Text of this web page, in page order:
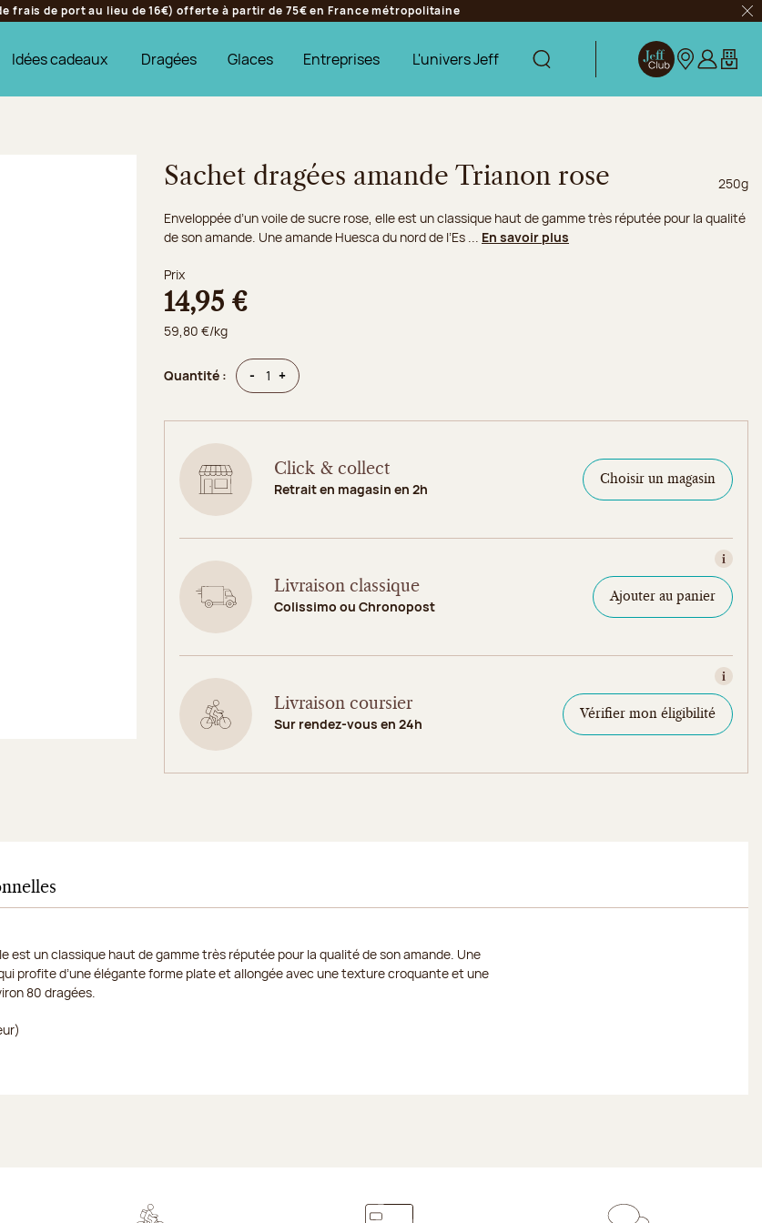
frais de port au lieu de 16€) offerte à partir de 75€ en France métropolitaine
Idées cadeaux Dragées Glaces Entreprises L'univers Jeff Afficher la rechercheJeff ClubNos Mon
Sachet dragées amande Trianon rose Poids
250g
Enveloppée d’un voile de sucre rose, elle est un classique haut de gamme très réputée pour la qualité
de son amande. Une amande Huesca du nord de l’Es ... En savoir plus
Prix
14,95 €
59,80 €/kg
Quantité : - Quantité
+Quantité
Click & collect
Retrait en magasin en 2h
Choisir un magasin
Livraison classique
Colissimo ou Chronopost
Ajouter au panier
Livraison coursier
Sur rendez-vous en 24h
Vérifier mon éligibilité
est un classique haut de gamme très réputée pour la qualité de son amande. Une
profite d’une élégante forme plate et allongée avec une texture croquante et une
80 dragées.